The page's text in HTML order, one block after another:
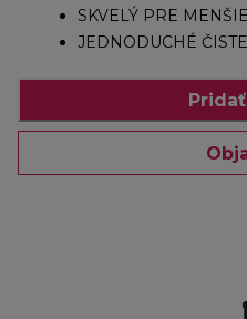
SKVELÝ PRE
JEDNODUCHÉ